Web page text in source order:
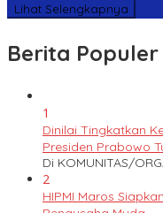
Lihat Selengkapnya
Berita Populer
1
Dinilai Tingkatkan
Presiden Prabowo
Di KOMUNITAS/
2
HIPMI Maros